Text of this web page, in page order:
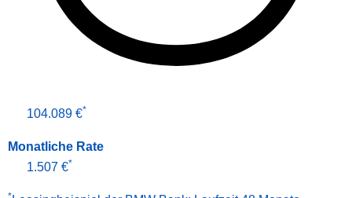
104.089 €*
Monatliche Rate
1.507 €*